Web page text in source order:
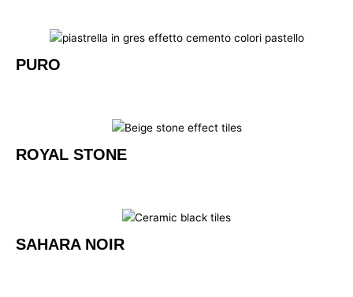
PURO
ROYAL STONE
SAHARA NOIR